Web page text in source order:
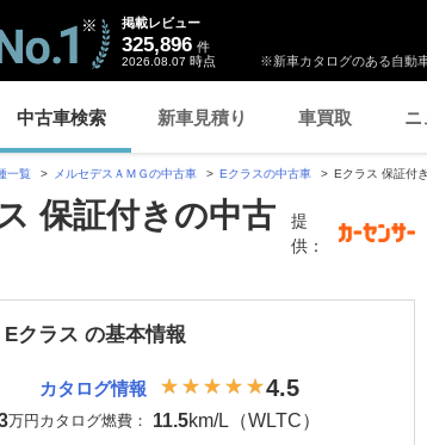
※新車カタログのある自動
掲載レビュー
325,896 件
2026.08.07 時点
中古車検索 新車見積り 車買取 ニ
一覧 メルセデスＡＭＧの中古車 Eクラスの中古車 Eクラス 保証付
保証付きの中古
提
供：
クラス の基本情報
万円
カタログ情報 4.5
カタログ燃費： 11.5km/L（WLTC）